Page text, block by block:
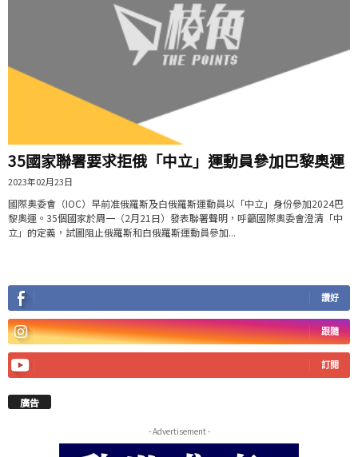
35國家聯署要求拒俄「中立」運動員參加巴黎奧運
2023年02月23日
國際奧委會（IOC）早前准俄羅斯及白俄羅斯運動員以「中立」身份參加2024巴
黎奧運。35個國家於周一（2月21日）發表聯署聲明，呼籲國際奧委會澄清「中
立」的定義，試圖阻止俄羅斯和白俄羅斯運動員參加...
讚好
跟隨
訂閱
廣告
- Advertisement -